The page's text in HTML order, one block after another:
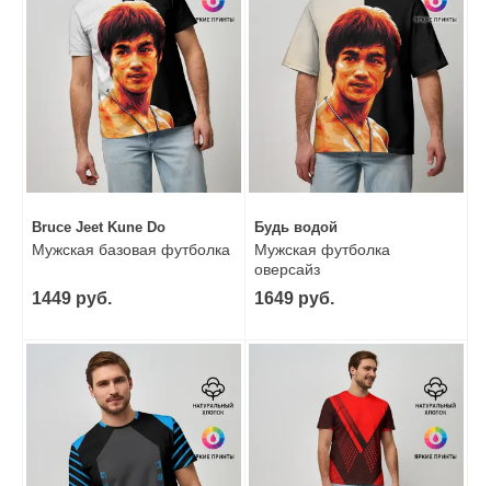
Bruce Jeet Kune Do
Мужская базовая футболка
1449 руб.
Будь водой
Мужская футболка
оверсайз
1649 руб.